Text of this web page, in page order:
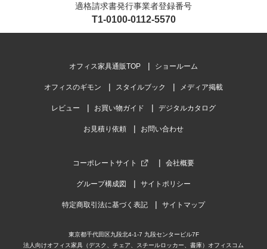
適格請求書発行事業者登録番号
T1-0100-0112-5570
オフィス家具通販TOP ショールーム
オフィスのギモン スタイルブック メディア掲載
レビュー お買い物ガイド デジタルカタログ
お見積り依頼 お問い合わせ
コーポレートサイト 会社概要
グループ構成図 サイトポリシー
特定商取引法に基づく表記 サイトマップ
東京都千代田区九段北4-1-7 九段センタービル7F
法人向けオフィス家具（デスク、チェア、スチールロッカー、書庫）オフィスコム